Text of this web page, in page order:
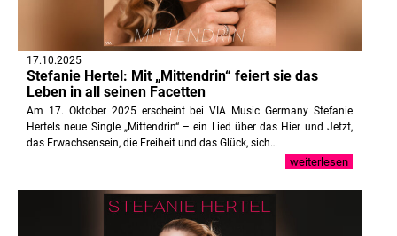
17.10.2025
Stefanie Hertel: Mit „Mittendrin“ feiert sie das
Leben in all seinen Facetten
Am 17. Oktober 2025 erscheint bei VIA Music Germany Stefanie
Hertels neue Single „Mittendrin“ – ein Lied über das Hier und Jetzt,
das Erwachsensein, die Freiheit und das Glück, sich…
weiterlesen